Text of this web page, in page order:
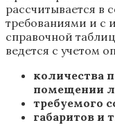
рассчитывается в
требованиями и с
справочной
ведется с учетом
количества
помещении
требуемого
габаритов и